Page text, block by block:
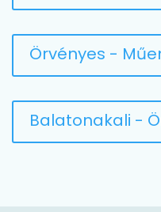
Örvényes -
Balatonakali -